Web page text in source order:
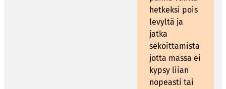
hetkeksi pois
levyltä ja
jatka
sekoittamista
jotta massa ei
kypsy liian
nopeasti tai